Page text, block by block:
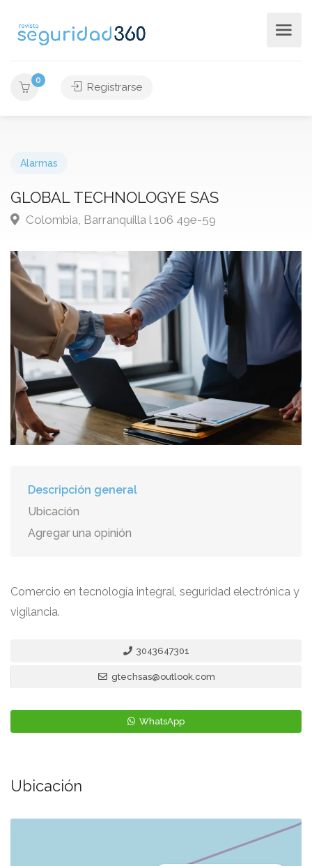
0
Registrarse
Alarmas
GLOBAL TECHNOLOGYE SAS
Colombia, Barranquilla l 106 49e-59
Descripción general
Ubicación
Agregar una opinión
Comercio en tecnología integral, seguridad electrónica y
vigilancia.
3043647301
gtechsas@outlook.com
WhatsApp
Ubicación